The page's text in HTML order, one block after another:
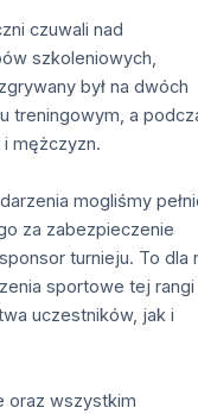
czuwali nad
szkoleniowych,
był na dwóch
treningowym, a
mężczyzn.
mogliśmy
za zabezpieczenie
turnieju. To dla
sportowe tej rangi
uczestników, jak i
oraz wszystkim